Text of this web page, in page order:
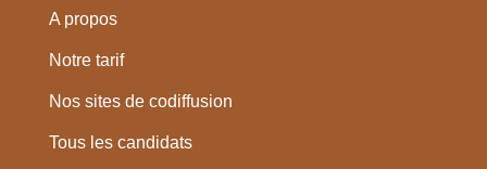
A propos
Notre tarif
Nos sites de codiffusion
Tous les candidats